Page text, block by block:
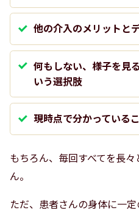
他の介入のメリットと
何もしない、様子を見
いう選択肢
現時点で分かっている
もちろん、毎回すべてを長
ん。
ただ、患者さんの身体に一